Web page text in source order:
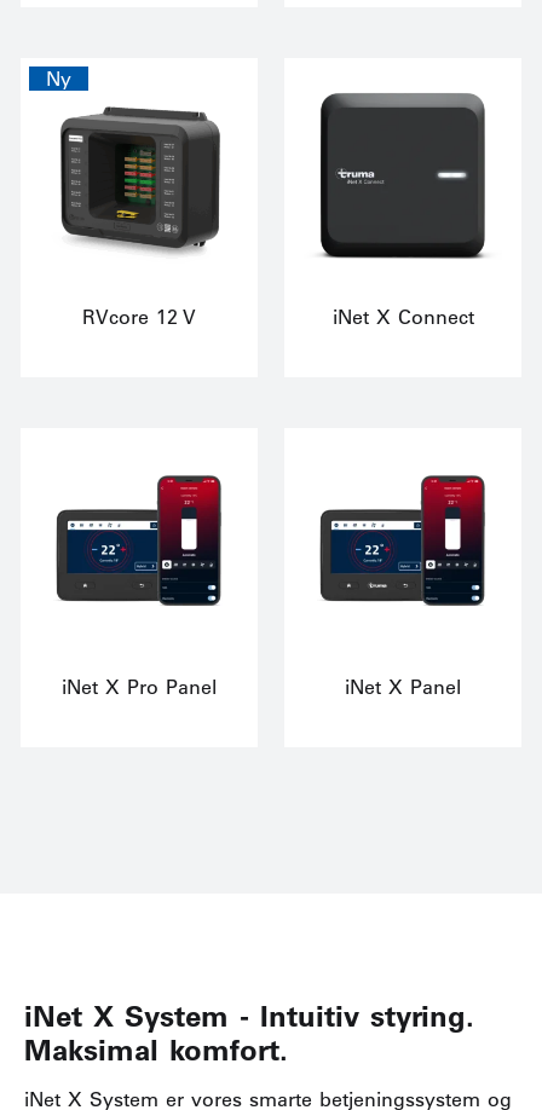
Ny
RVcore 12 V iNet X Connect
iNet X Pro Panel iNet X Panel
iNet X System - Intuitiv styring.
Maksimal komfort.
iNet X System er vores smarte betjeningssystem og